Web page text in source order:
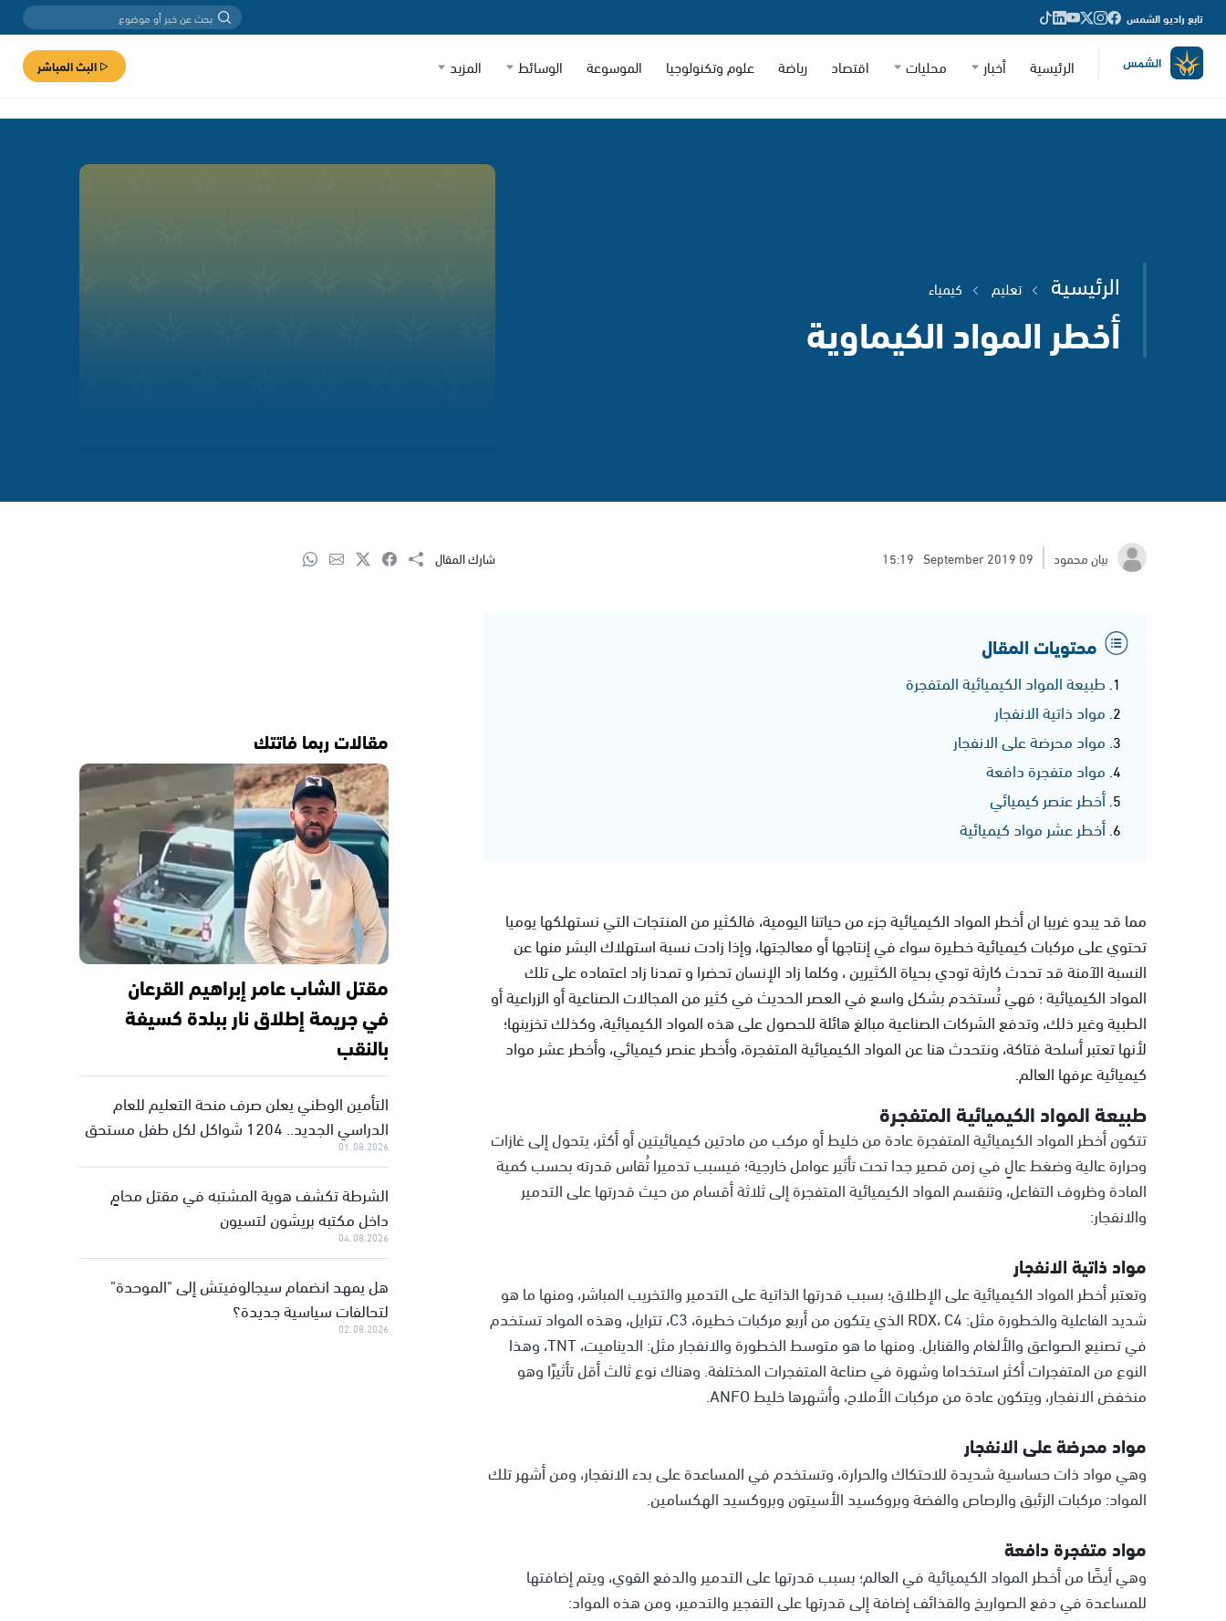
تابع راديو الشمس
الرئيسية أخبار محليات اقتصاد رياضة علوم وتكنولوجيا الموسوعة الوسائط المزيد البث المباشر
الرئيسية تعليم كيمياء
أخطر المواد الكيماوية
بيان محمود 09 September 2019
15:19 شارك المقال
محتويات المقال
طبيعة المواد الكيميائية المتفجرة
مواد ذاتية الانفجار
مواد محرضة على الانفجار
مواد متفجرة دافعة
أخطر عنصر كيميائي
أخطر عشر مواد كيميائية
مما قد يبدو غريبا ان أخطر المواد الكيميائية جزء من حياتنا اليومية، فالكثير من المنتجات التي نستهلكها يوميا
تحتوي على مركبات كيميائية خطيرة سواء في إنتاجها أو معالجتها، وإذا زادت نسبة استهلاك البشر منها عن
النسبة الآمنة قد تحدث كارثة تودي بحياة الكثيرين ، وكلما زاد الإنسان تحضرا و تمدنا زاد اعتماده على تلك
المواد الكيميائية ؛ فهي تُستخدم بشكل واسع في العصر الحديث في كثير من المجالات الصناعية أو الزراعية أو
الطبية وغير ذلك، وتدفع الشركات الصناعية مبالغ هائلة للحصول على هذه المواد الكيميائية، وكذلك تخزينها؛
لأنها تعتبر أسلحة فتاكة، ونتحدث هنا عن المواد الكيميائية المتفجرة، وأخطر عنصر كيميائي، وأخطر عشر مواد
كيميائية عرفها العالم.
طبيعة المواد الكيميائية المتفجرة
تتكون أخطر المواد الكيميائية المتفجرة عادة من خليط أو مركب من مادتين كيميائيتين أو أكثر، يتحول إلى غازات
وحرارة عالية وضغط عالٍ في زمن قصير جدا تحت تأثير عوامل خارجية؛ فيسبب تدميرا تُقاس قدرته بحسب كمية
المادة وظروف التفاعل، وتنقسم المواد الكيميائية المتفجرة إلى ثلاثة أقسام من حيث قدرتها على التدمير
والانفجار:
مواد ذاتية الانفجار
وتعتبر أخطر المواد الكيميائية على الإطلاق؛ بسبب قدرتها الذاتية على التدمير والتخريب المباشر، ومنها ما هو
شديد الفاعلية والخطورة مثل: RDX، C4 الذي يتكون من أربع مركبات خطيرة، C3، تترايل، وهذه المواد تستخدم
في تصنيع الصواعق والألغام والقنابل. ومنها ما هو متوسط الخطورة والانفجار مثل: الديناميت، TNT، وهذا
النوع من المتفجرات أكثر استخداما وشهرة في صناعة المتفجرات المختلفة. وهناك نوع ثالث أقل تأثيرًا وهو
منخفض الانفجار، ويتكون عادة من مركبات الأملاح، وأشهرها خليط ANFO.
مواد محرضة على الانفجار
وهي مواد ذات حساسية شديدة للاحتكاك والحرارة، وتستخدم في المساعدة على بدء الانفجار، ومن أشهر تلك
المواد: مركبات الزئبق والرصاص والفضة وبروكسيد الأسيتون وبروكسيد الهكسامين.
مواد متفجرة دافعة
وهي أيضًا من أخطر المواد الكيميائية في العالم؛ بسبب قدرتها على التدمير والدفع القوي، ويتم إضافتها
للمساعدة في دفع الصواريخ والقذائف إضافة إلى قدرتها على التفجير والتدمير، ومن هذه المواد:
مقالات ربما فاتتك
مقتل الشاب عامر إبراهيم القرعان
في جريمة إطلاق نار ببلدة كسيفة
بالنقب
التأمين الوطني يعلن صرف منحة التعليم للعام
الدراسي الجديد.. 1204 شواكل لكل طفل مستحق
01.08.2026
الشرطة تكشف هوية المشتبه في مقتل محامٍ
داخل مكتبه بريشون لتسيون
04.08.2026
هل يمهد انضمام سيجالوفيتش إلى "الموحدة"
لتحالفات سياسية جديدة؟
02.08.2026